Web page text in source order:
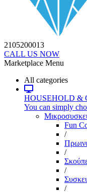
2105200013
CALL US NOW
Marketplace Menu
All categories
HOUSEHOLD &
You can simply
Fun
/
/
/
/